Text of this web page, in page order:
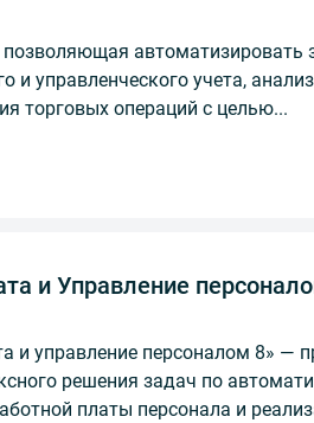
автоматизировать
и управленческого учета,
торговых операций с целью...
и Управление
и управление персоналом 8» —
решения задач по
платы персонала и